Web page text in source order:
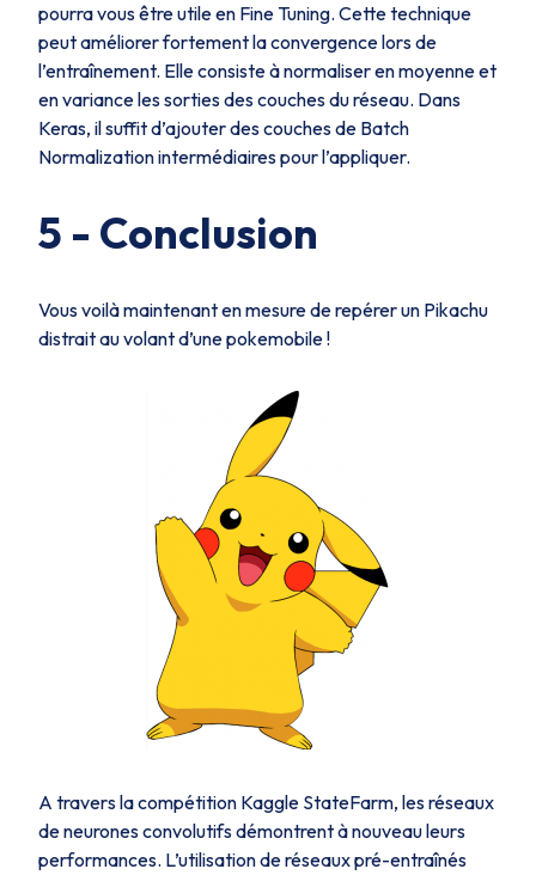
pourra vous être utile en Fine Tuning. Cette technique
peut améliorer fortement la convergence lors de
l’entraînement. Elle consiste à normaliser en moyenne et
en variance les sorties des couches du réseau. Dans
Keras, il suffit d’ajouter des couches de Batch
Normalization intermédiaires pour l’appliquer.
5 - Conclusion
Vous voilà maintenant en mesure de repérer un Pikachu
distrait au volant d’une pokemobile !
A travers la compétition Kaggle StateFarm, les réseaux
de neurones convolutifs démontrent à nouveau leurs
performances. L’utilisation de réseaux pré-entraînés